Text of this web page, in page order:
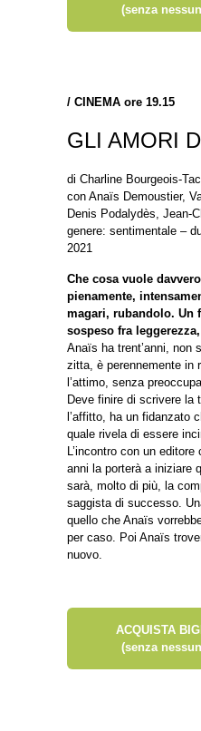
(senza
/ CINEMA ore 19.15
GLI AMORI
di Charline Bourgeois-
con Anaïs Demoustier,
Denis Podalydès, Jean-
genere: sentimentale –
2021
Che cosa vuole
pienamente,
magari, rubandolo. Un
sospeso fra
Anaïs ha trent’anni, non
zitta, è perennemente in
l’attimo, senza
Deve finire di scrivere la
l’affitto, ha un fidanzato
quale rivela di essere
L’incontro con un
anni la porterà a iniziare
sarà, molto di più, la
saggista di successo.
quello che Anaïs
per caso. Poi Anaïs
nuovo.
ACQUISTA
(senza